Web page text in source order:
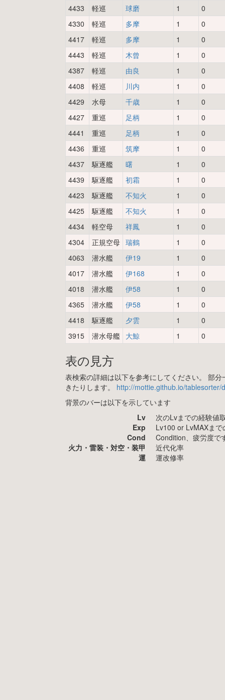
4433
軽巡 球磨 1
0
4330
軽巡 多摩 1
0
4417
軽巡 多摩 1
0
4443
軽巡 木曾 1
0
4387
軽巡 由良 1
0
4408
軽巡 川内 1
0
4429
水母 千歳 1
0
4427
重巡 足柄 1
0
4441
重巡 足柄 1
0
4436
重巡 筑摩 1
0
4437
駆逐艦 曙 1
0
4439
駆逐艦 初霜 1
0
4423
駆逐艦 不知火 1
0
4425
駆逐艦 不知火 1
0
4434
軽空母 祥鳳 1
0
4304
正規空母 瑞鶴 1
0
4063
潜水艦 伊19 1
0
4017
潜水艦 伊168 1
0
4018
潜水艦 伊58 1
0
4365
潜水艦 伊58 1
0
4418
駆逐艦 夕雲 1
0
3915
潜水母艦 大鯨 1 0
表の見方
表検索の詳細は以下を参考にしてください。 部
きたりします。 http://mottie.github.io/
背景のバーは以下を示しています
Lv
次のLvまでの経験値
Exp
Lv100 or LvMAXま
Cond
Condition、疲労度で
火力・雷装・対空・装甲
近代化率
運
運改修率